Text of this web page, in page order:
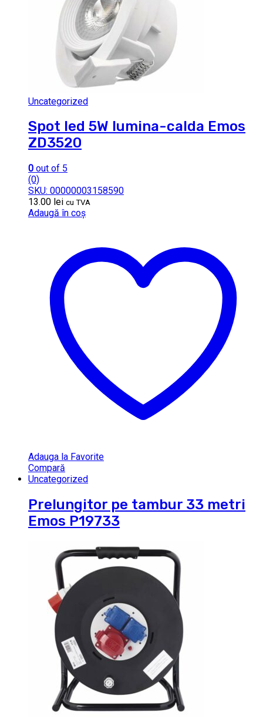
Uncategorized
Spot led 5W lumina-calda Emos
ZD3520
0 out of 5
(0)
SKU: 00000003158590
13.00 lei cu TVA
Adaugă în coș
Adauga la Favorite
Compară
Uncategorized
Prelungitor pe tambur 33 metri
Emos P19733